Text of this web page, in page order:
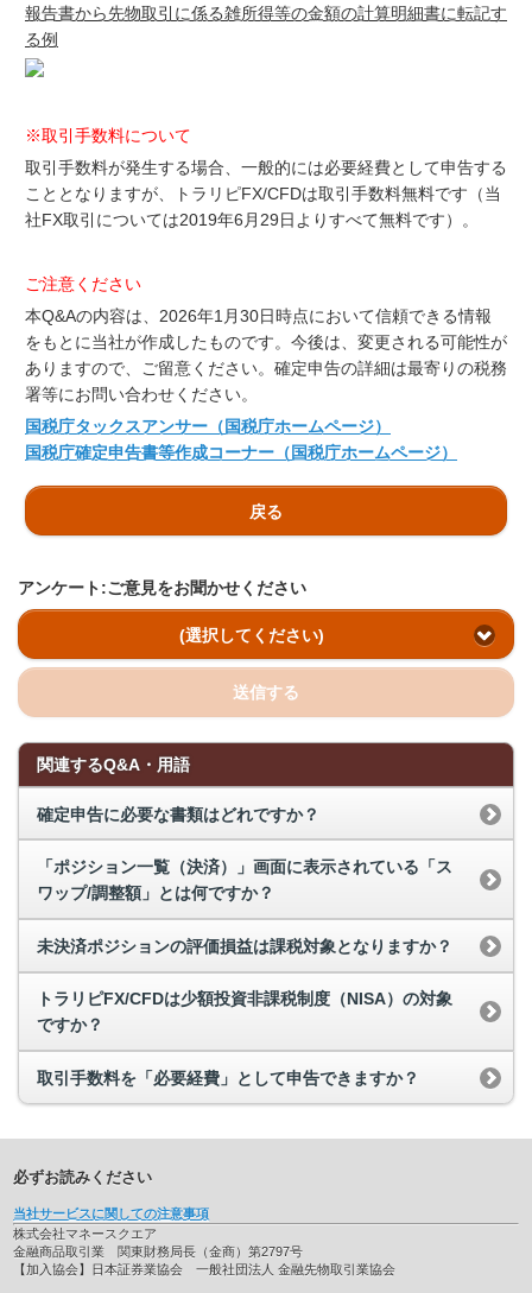
報告書から先物取引に係る雑所得等の金額の計算明細書に転記す
る例
※取引手数料について
取引手数料が発生する場合、一般的には必要経費として申告する
こととなりますが、トラリピFX/CFDは取引手数料無料です（当
社FX取引については2019年6月29日よりすべて無料です）。
ご注意ください
本Q&Aの内容は、2026年1月30日時点において信頼できる情報
をもとに当社が作成したものです。今後は、変更される可能性が
ありますので、ご留意ください。確定申告の詳細は最寄りの税務
署等にお問い合わせください。
国税庁タックスアンサー（国税庁ホームページ）
国税庁確定申告書等作成コーナー（国税庁ホームページ）
戻る
アンケート:ご意見をお聞かせください
(選択してください)
送信する
関連するQ&A・用語
確定申告に必要な書類はどれですか？
「ポジション一覧（決済）」画面に表示されている「ス
ワップ/調整額」とは何ですか？
未決済ポジションの評価損益は課税対象となりますか？
トラリピFX/CFDは少額投資非課税制度（NISA）の対象
ですか？
取引手数料を「必要経費」として申告できますか？
必ずお読みください
当社サービスに関しての注意事項
株式会社マネースクエア
金融商品取引業 関東財務局長（金商）第2797号
【加入協会】日本証券業協会 一般社団法人 金融先物取引業協会